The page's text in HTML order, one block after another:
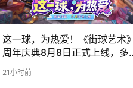
这一球，为热爱！《街球艺术
周年庆典8月8日正式上线，多
福利与全新内容同步开启
21小时前